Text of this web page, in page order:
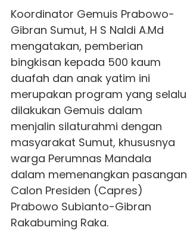
Koordinator Gemuis Prabowo-
Gibran Sumut, H S Naldi A.Md
mengatakan, pemberian
bingkisan kepada 500 kaum
duafah dan anak yatim ini
merupakan program yang selalu
dilakukan Gemuis dalam
menjalin silaturahmi dengan
masyarakat Sumut, khususnya
warga Perumnas Mandala
dalam memenangkan pasangan
Calon Presiden (Capres)
Prabowo Subianto-Gibran
Rakabuming Raka.